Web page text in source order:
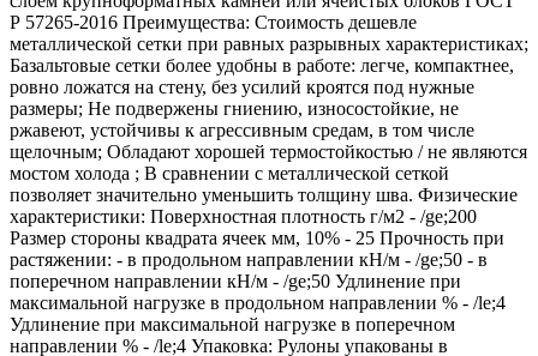
Р 57265-2016 Преимущества: Стоимость дешевле
металлической сетки при равных разрывных характеристиках;
Базальтовые сетки более удобны в работе: легче, компактнее,
ровно ложатся на стену, без усилий кроятся под нужные
размеры; Не подвержены гниению, износостойкие, не
ржавеют, устойчивы к агрессивным средам, в том числе
щелочным; Обладают хорошей термостойкостью / не являются
мостом холода ; В сравнении с металлической сеткой
позволяет значительно уменьшить толщину шва. Физические
характеристики: Поверхностная плотность г/м2 - /ge;200
Размер стороны квадрата ячеек мм, 10% - 25 Прочность при
растяжении: - в продольном направлении кН/м - /ge;50 - в
поперечном направлении кН/м - /ge;50 Удлинение при
максимальной нагрузке в продольном направлении % - /le;4
Удлинение при максимальной нагрузке в поперечном
направлении % - /le;4 Упаковка: Рулоны упакованы в